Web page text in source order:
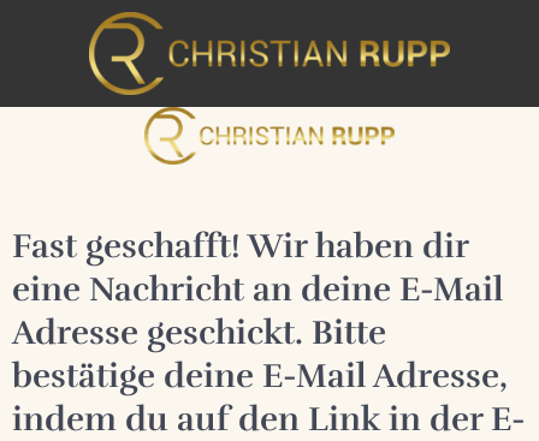
Fast geschafft! Wir haben dir
eine Nachricht an deine E-Mail
Adresse geschickt. Bitte
bestätige deine E-Mail Adresse,
indem du auf den Link in der E-